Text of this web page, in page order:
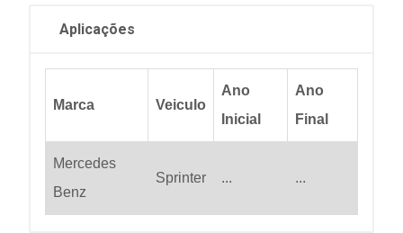
Aplicações
Marca Veiculo
Ano
Inicial
Ano
Final
Mercedes
Benz
Sprinter ... ...